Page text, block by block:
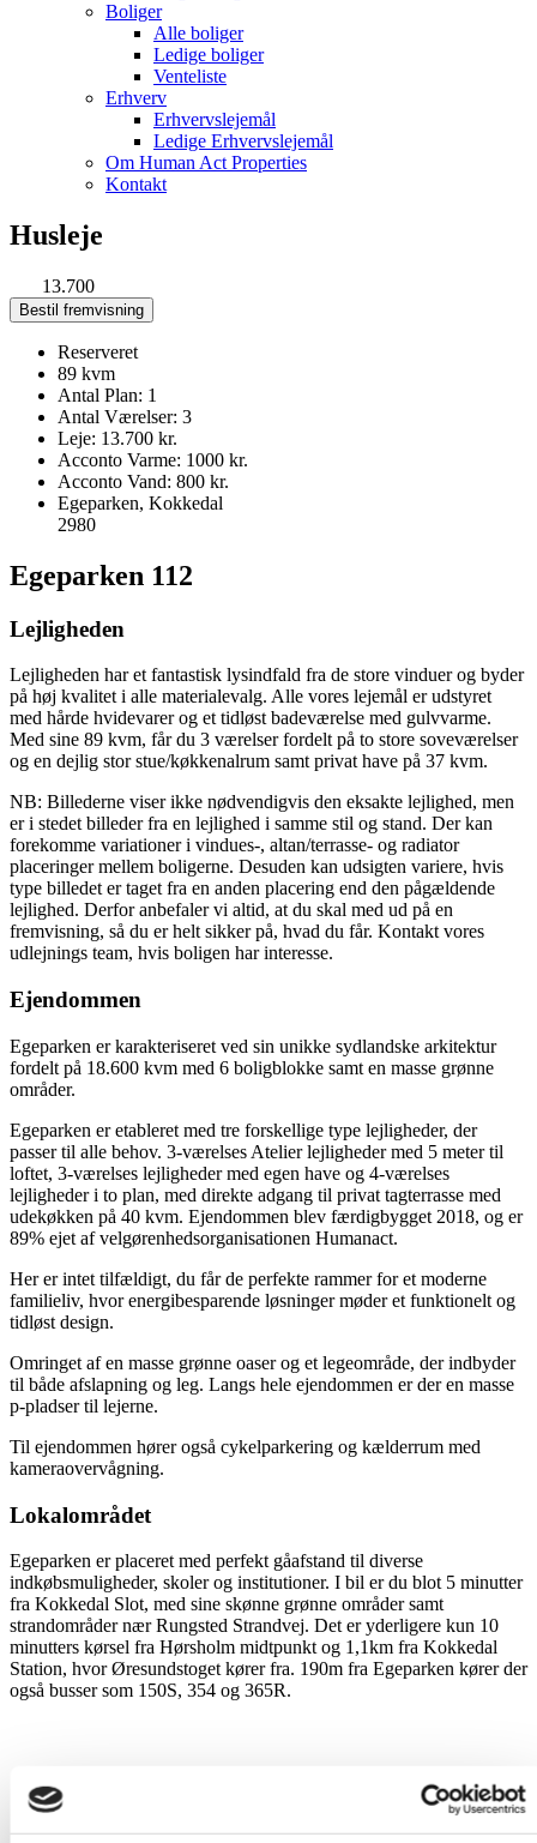
Boliger
Alle boliger
Ledige boliger
Venteliste
Erhverv
Erhvervslejemål
Ledige Erhvervslejemål
Om Human Act Properties
Kontakt
Husleje
13.700
Bestil fremvisning
Reserveret
89 kvm
Antal Plan: 1
Antal Værelser: 3
Leje: 13.700 kr.
Acconto Varme: 1000 kr.
Acconto Vand: 800 kr.
Egeparken, Kokkedal
2980
Egeparken 112
Lejligheden
Lejligheden har et fantastisk lysindfald fra de store vinduer og byder
på høj kvalitet i alle materialevalg. Alle vores lejemål er udstyret
med hårde hvidevarer og et tidløst badeværelse med gulvvarme.
Med sine 89 kvm, får du 3 værelser fordelt på to store soveværelser
og en dejlig stor stue/køkkenalrum samt privat have på 37 kvm.
NB: Billederne viser ikke nødvendigvis den eksakte lejlighed, men
er i stedet billeder fra en lejlighed i samme stil og stand. Der kan
forekomme variationer i vindues-, altan/terrasse- og radiator
placeringer mellem boligerne. Desuden kan udsigten variere, hvis
type billedet er taget fra en anden placering end den pågældende
lejlighed. Derfor anbefaler vi altid, at du skal med ud på en
fremvisning, så du er helt sikker på, hvad du får. Kontakt vores
udlejnings team, hvis boligen har interesse.
Ejendommen
Egeparken er karakteriseret ved sin unikke sydlandske arkitektur
fordelt på 18.600 kvm med 6 boligblokke samt en masse grønne
områder.
Egeparken er etableret med tre forskellige type lejligheder, der
passer til alle behov. 3-værelses Atelier lejligheder med 5 meter til
loftet, 3-værelses lejligheder med egen have og 4-værelses
lejligheder i to plan, med direkte adgang til privat tagterrasse med
udekøkken på 40 kvm. Ejendommen blev færdigbygget 2018, og er
89% ejet af velgørenhedsorganisationen Humanact.
Her er intet tilfældigt, du får de perfekte rammer for et moderne
familieliv, hvor energibesparende løsninger møder et funktionelt og
tidløst design.
Omringet af en masse grønne oaser og et legeområde, der indbyder
til både afslapning og leg. Langs hele ejendommen er der en masse
p-pladser til lejerne.
Til ejendommen hører også cykelparkering og kælderrum med
kameraovervågning.
Lokalområdet
Egeparken er placeret med perfekt gåafstand til diverse
indkøbsmuligheder, skoler og institutioner. I bil er du blot 5 minutter
fra Kokkedal Slot, med sine skønne grønne områder samt
strandområder nær Rungsted Strandvej. Det er yderligere kun 10
minutters kørsel fra Hørsholm midtpunkt og 1,1km fra Kokkedal
Station, hvor Øresundstoget kører fra. 190m fra Egeparken kører der
også busser som 150S, 354 og 365R.